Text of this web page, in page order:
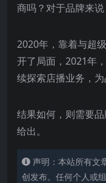
商吗？对于品牌来
2020年，靠着与超
开了局面，2021年
续探索店播业务，为
结果如何，则需要
给出。
声明：本站所有文
创发布。任何个人或